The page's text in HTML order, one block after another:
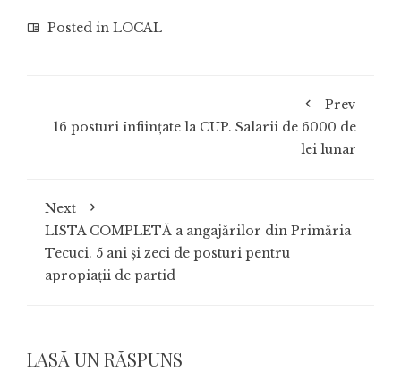
Posted in LOCAL
Prev
16 posturi înființate la CUP. Salarii de 6000 de
lei lunar
Next
LISTA COMPLETĂ a angajărilor din Primăria
Tecuci. 5 ani și zeci de posturi pentru
apropiații de partid
LASĂ UN RĂSPUNS